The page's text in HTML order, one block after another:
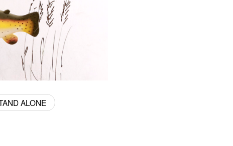
ALONE